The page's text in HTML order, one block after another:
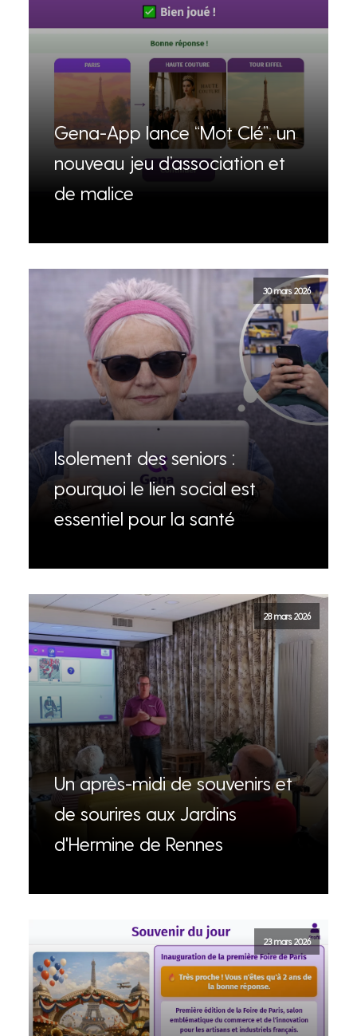
Gena-App lance “Mot Clé”, un
nouveau jeu d’association et
de malice
30 mars 2026
Isolement des seniors :
pourquoi le lien social est
essentiel pour la santé
28 mars 2026
Un après-midi de souvenirs et
de sourires aux Jardins
d'Hermine de Rennes
23 mars 2026